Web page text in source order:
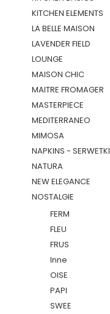
KITCHEN ELEMENTS
LA BELLE MAISON
LAVENDER FIELD
LOUNGE
MAISON CHIC
MAITRE FROMAGER
MASTERPIECE
MEDITERRANEO
MIMOSA
NAPKINS - SERWETKI
NATURA
NEW ELEGANCE
NOSTALGIE
FERM
FLEU
FRUS
Inne
OISE
PAPI
SWEE